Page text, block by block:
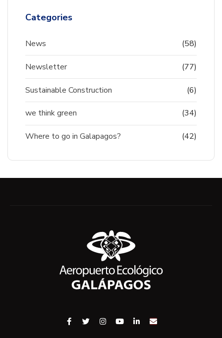
Categories
News (58)
Newsletter (77)
Sustainable Construction (6)
we think green (34)
Where to go in Galapagos? (42)